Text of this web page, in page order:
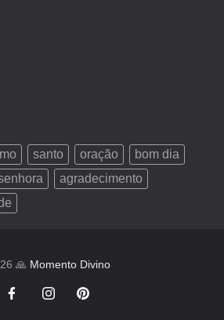
santo oração
bom dia
agradecimento
🙏 Momento Divino